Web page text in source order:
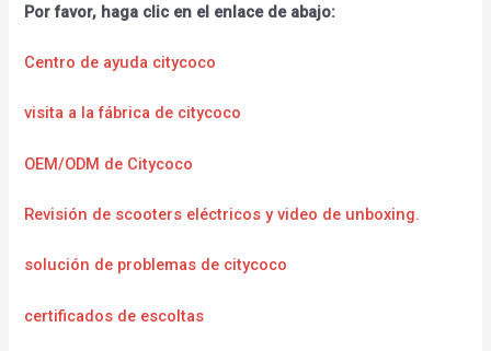
Por favor, haga clic en el enlace de abajo:
Centro de ayuda citycoco
visita a la fábrica de citycoco
OEM/ODM de Citycoco
Revisión de scooters eléctricos y video de unboxing.
solución de problemas de citycoco
certificados de escoltas